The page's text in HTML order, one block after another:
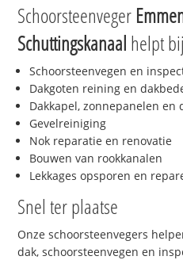
Schoorsteenveger
Schuttingskanaal helpt
Schoorsteenvegen en
Dakgoten reining en
Dakkapel, zonnepanelen
Gevelreiniging
Nok reparatie en renovatie
Bouwen van rookkanalen
Lekkages opsporen en
Snel ter plaatse
Onze schoorsteenvegers
dak, schoorsteenvegen en